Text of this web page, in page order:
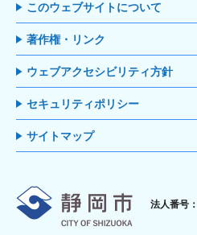
このウェブサイトについて
著作権・リンク
ウェブアクセシビリティ方針
セキュリティポリシー
サイトマップ
静岡市
法人番号